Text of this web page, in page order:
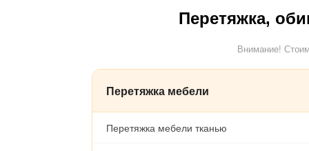
Перетяжка,
Внимание!
Перетяжка мебели
Перетяжка мебели тканью